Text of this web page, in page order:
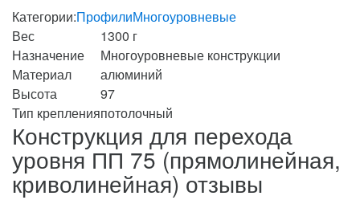
Категории:ПрофилиМногоуровневые
Вес
1300 г
Назначение
Многоуровневые конструкции
Материал
алюминий
Высота
97
Тип крепленияпотолочный
Конструкция для перехода
уровня ПП 75 (прямолинейная,
криволинейная) отзывы